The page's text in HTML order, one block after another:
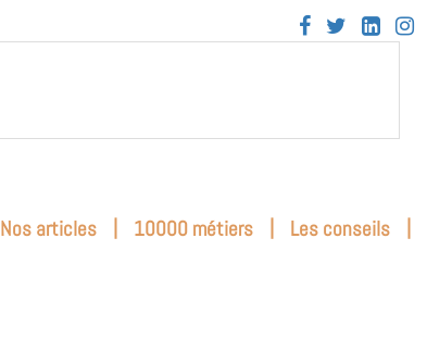
   
Nos articles | 10000 métiers | Les conseils |